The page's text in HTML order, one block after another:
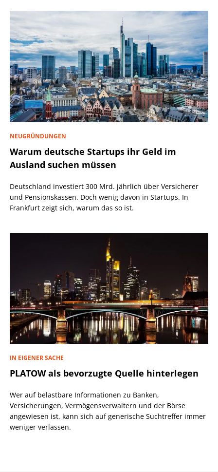
NEUGRÜNDUNGEN
Warum deutsche Startups ihr Geld im
Ausland suchen müssen
Deutschland investiert 300 Mrd. jährlich über Versicherer
und Pensionskassen. Doch wenig davon in Startups. In
Frankfurt zeigt sich, warum das so ist.
IN EIGENER SACHE
PLATOW als bevorzugte Quelle hinterlegen
Wer auf belastbare Informationen zu Banken,
Versicherungen, Vermögensverwaltern und der Börse
angewiesen ist, kann sich auf generische Suchtreffer immer
weniger verlassen.